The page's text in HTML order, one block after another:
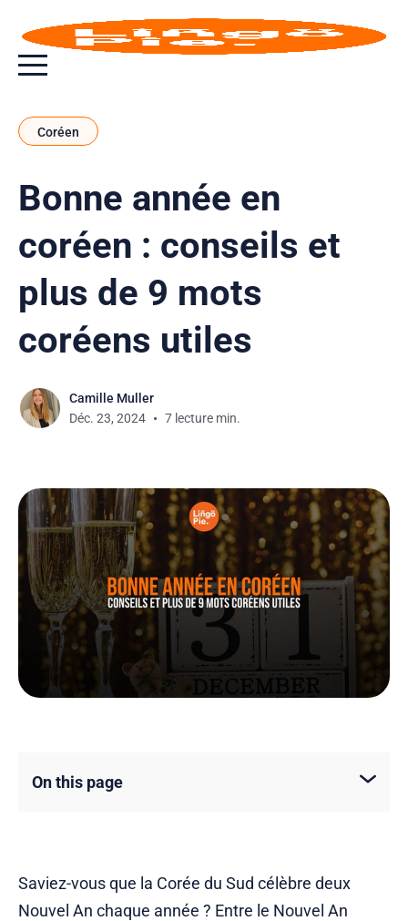
Bouton bascule de menu
Coréen
Bonne année en
coréen : conseils et
plus de 9 mots
coréens utiles
Camille Muller
Déc. 23, 2024
7 lecture min.
On this page
Saviez-vous que la Corée du Sud célèbre deux
Nouvel An chaque année ? Entre le Nouvel An